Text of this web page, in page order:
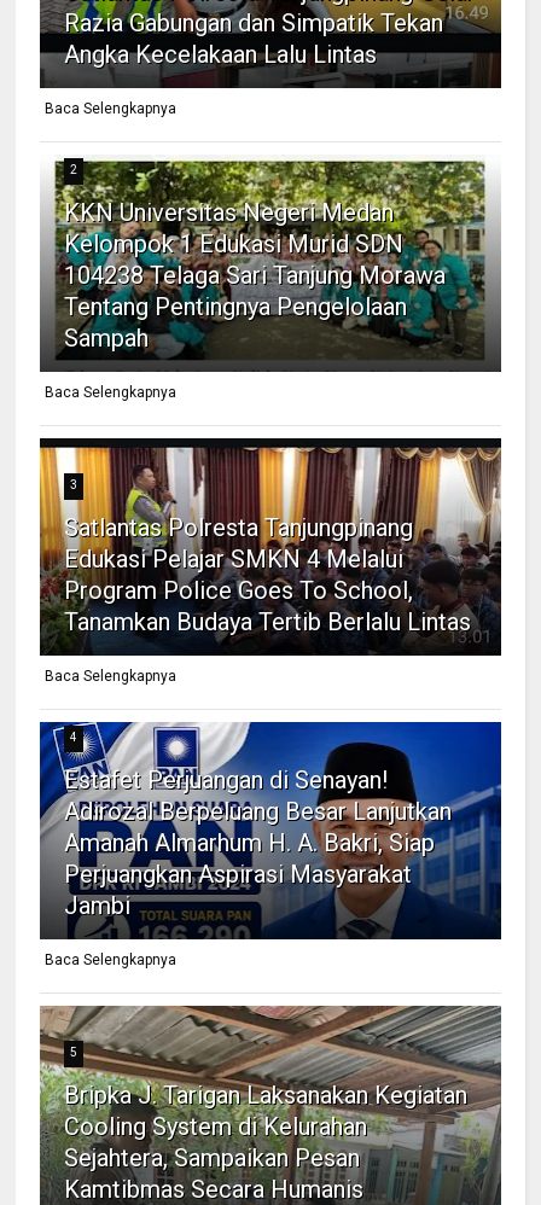
Razia Gabungan dan Simpatik Tekan
Angka Kecelakaan Lalu Lintas
Baca Selengkapnya
2
KKN Universitas Negeri Medan
Kelompok 1 Edukasi Murid SDN
104238 Telaga Sari Tanjung Morawa
Tentang Pentingnya Pengelolaan
Sampah
Baca Selengkapnya
3
Satlantas Polresta Tanjungpinang
Edukasi Pelajar SMKN 4 Melalui
Program Police Goes To School,
Tanamkan Budaya Tertib Berlalu Lintas
Baca Selengkapnya
4
Estafet Perjuangan di Senayan!
Adirozal Berpeluang Besar Lanjutkan
Amanah Almarhum H. A. Bakri, Siap
Perjuangkan Aspirasi Masyarakat
Jambi
Baca Selengkapnya
5
Bripka J. Tarigan Laksanakan Kegiatan
Cooling System di Kelurahan
Sejahtera, Sampaikan Pesan
Kamtibmas Secara Humanis